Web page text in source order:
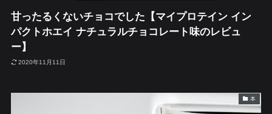
甘ったるくないチョコでした【マイプロテイン イン
パクトホエイ ナチュラルチョコレート味のレビュ
ー】
2020年11月11日
本